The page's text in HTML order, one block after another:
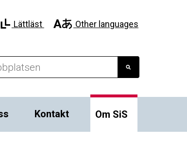
Lättläst Other languages
Kontakt Om SiS